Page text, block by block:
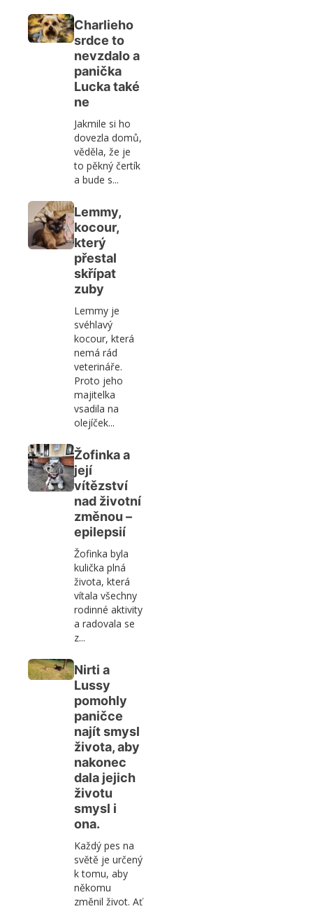
Charlieho
srdce to
nevzdalo a
panička
Lucka také
ne
Jakmile si ho
dovezla domů,
věděla, že je
to pěkný čertík
a bude s...
Lemmy,
kocour,
který
přestal
skřípat
zuby
Lemmy je
svéhlavý
kocour, která
nemá rád
veterináře.
Proto jeho
majitelka
vsadila na
olejíček...
Žofinka a
její
vítězství
nad životní
změnou –
epilepsií
Žofinka byla
kulička plná
života, která
vítala všechny
rodinné aktivity
a radovala se
z...
Nirti a
Lussy
pomohly
paničce
najít smysl
života, aby
nakonec
dala jejich
životu
smysl i
ona.
Každý pes na
světě je určený
k tomu, aby
někomu
změnil život. Ať